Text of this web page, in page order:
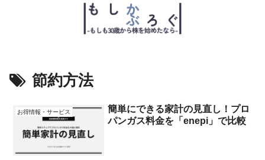
節約方法
お得情報・サービス
簡単にできる家計の見直し！プロ
パンガス料金を「enepi」で比較